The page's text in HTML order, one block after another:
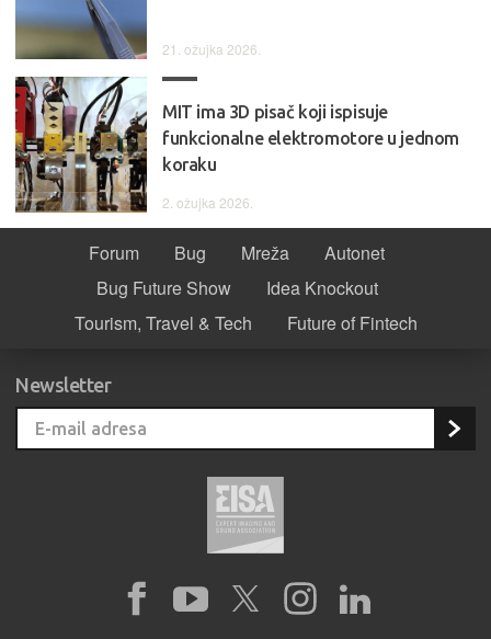
21. ožujka 2026.
MIT ima 3D pisač koji ispisuje
funkcionalne elektromotore u jednom
koraku
2. ožujka 2026.
Forum Bug Mreža
Autonet
Bug Future Show
Idea Knockout
Tourism, Travel & Tech
Future of Fintech
Newsletter